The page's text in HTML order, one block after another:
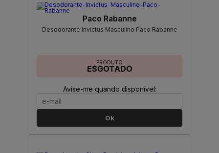
Paco Rabanne
Desodorante Invictus Masculino Paco Rabanne
PRODUTO
ESGOTADO
Avise-me quando disponível:
Ok